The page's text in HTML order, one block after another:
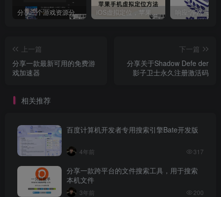
分享三个游戏资源分享的网站，包含Switch游戏、PS4游戏、Steam的单机游戏 iOS虚拟定位，苹果手机如何进行虚拟定位？附四种方法教程
上一篇
分享一款最新可用的免费游
戏加速器
下一篇
分享关于Shadow Defe der
影子卫士永久注册激活码
相关推荐
百度计算机开发者专用搜索引擎Bate开发版
4年前 317
分享一款跨平台的文件搜索工具，用于搜索
本机文件
3年前 200